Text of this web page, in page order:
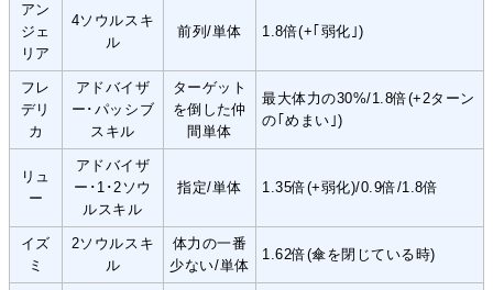
アン
ジェ
リア
4ソウルスキ
ル
前列/単体 1.8倍(+｢弱化｣)
フレ
デリ
カ
アドバイザ
ー･パッシブ
スキル
ターゲット
を倒した仲
間単体
最大体力の30%/1.8倍(+2ターン
の｢めまい｣)
リュ
ー
アドバイザ
ー･1･2ソウ
ルスキル
指定/単体 1.35倍(+弱化)/0.9倍/1.8倍
イズ
ミ
2ソウルスキ
ル
体力の一番
少ない/単体
1.62倍(傘を閉じている時)